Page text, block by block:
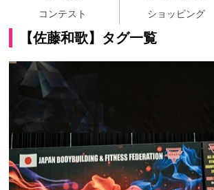
コンテスト
ショッピング
【佐藤和歌】タグ一覧